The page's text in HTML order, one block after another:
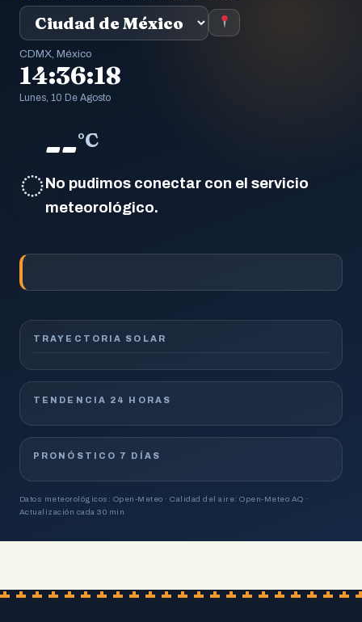
CDMX, México
14:36:18
Lunes, 10 De Agosto
◌
--°C
No pudimos conectar con el servicio
meteorológico.
TRAYECTORIA SOLAR
TENDENCIA 24 HORAS
PRONÓSTICO 7 DÍAS
Datos meteorológicos: Open-Meteo · Calidad del aire: Open-Meteo AQ ·
Actualización cada 30 min